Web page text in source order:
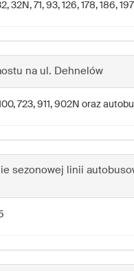
32N, 71, 93, 126, 178, 186,
na ul. Dehnelów
723, 911, 902N oraz
sezonowej linii